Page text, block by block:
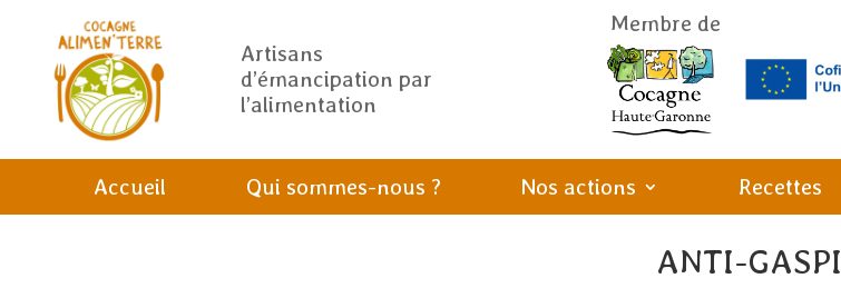
Artisans
d’émancipation par
l’alimentation
Membre de
Accueil Qui sommes-nous ? Nos actions Recettes
ANTI-GASPI